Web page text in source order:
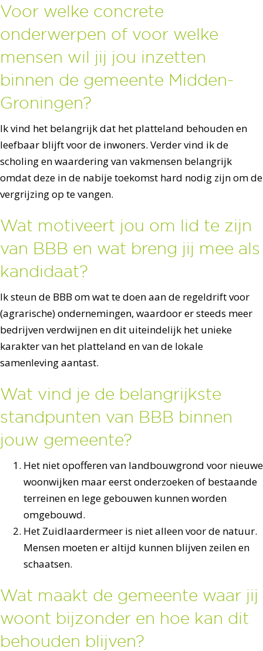
Voor welke concrete
onderwerpen of voor welke
mensen wil jij jou inzetten
binnen de gemeente Midden-
Groningen?
Ik vind het belangrijk dat het platteland behouden en
leefbaar blijft voor de inwoners. Verder vind ik de
scholing en waardering van vakmensen belangrijk
omdat deze in de nabije toekomst hard nodig zijn om de
vergrijzing op te vangen.
Wat motiveert jou om lid te zijn
van BBB en wat breng jij mee als
kandidaat?
Ik steun de BBB om wat te doen aan de regeldrift voor
(agrarische) ondernemingen, waardoor er steeds meer
bedrijven verdwijnen en dit uiteindelijk het unieke
karakter van het platteland en van de lokale
samenleving aantast.
Wat vind je de belangrijkste
standpunten van BBB binnen
jouw gemeente?
Het niet opofferen van landbouwgrond voor nieuwe
woonwijken maar eerst onderzoeken of bestaande
terreinen en lege gebouwen kunnen worden
omgebouwd.
Het Zuidlaardermeer is niet alleen voor de natuur.
Mensen moeten er altijd kunnen blijven zeilen en
schaatsen.
Wat maakt de gemeente waar jij
woont bijzonder en hoe kan dit
behouden blijven?